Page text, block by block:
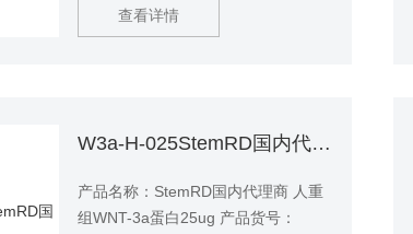
查看详情
W3a-H-025StemRD国内代理商 人重组WNT-3a蛋白25ug
产品名称：StemRD国内代理商 人重
组WNT-3a蛋白25ug 产品货号：